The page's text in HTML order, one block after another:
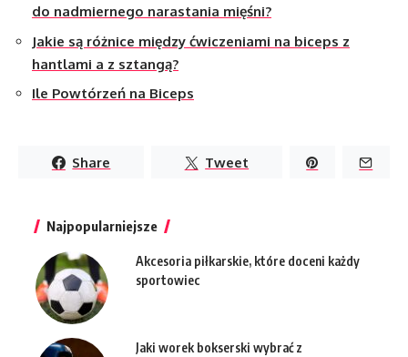
do nadmiernego narastania mięśni?
Jakie są różnice między ćwiczeniami na biceps z
hantlami a z sztangą?
Ile Powtórzeń na Biceps
Share Tweet
Najpopularniejsze
Akcesoria piłkarskie, które doceni każdy
sportowiec
Jaki worek bokserski wybrać z